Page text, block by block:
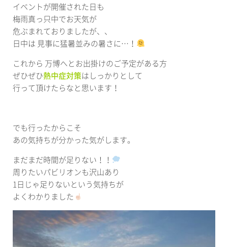
イベントが開催された日も
梅雨真っ只中でお天気が
危ぶまれておりましたが、、
日中は 見事に猛暑並みの暑さに…！
これから 万博へとお出掛けのご予定がある方
ぜひぜひ熱中症対策はしっかりとして
行って頂けたらなと思います！
でも行ったからこそ
あの気持ちが分かった気がします。
まだまだ時間が足りない！！
周りたいパビリオンも沢山あり
1日じゃ足りないという気持ちが
よくわかりました